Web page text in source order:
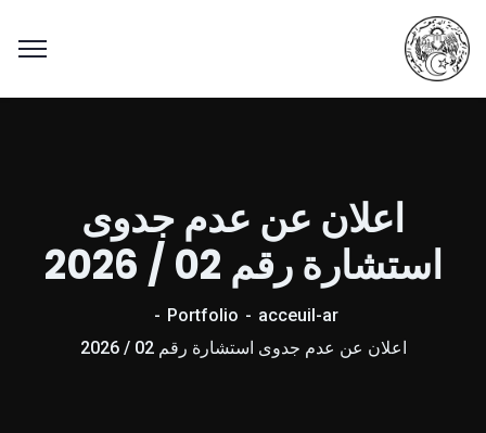
اعلان عن عدم جدوى
استشارة رقم 02 / 2026
acceuil-ar
Portfolio
اعلان عن عدم جدوى استشارة رقم 02 / 2026